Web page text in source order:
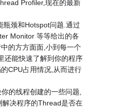
Profiler,现在的最新
瓶颈和Hotspot问题.通过
Monitor 等等给出的各
的方方面面,小到每一个
还能快速了解到你的程序
CPU占用情况,从而进行
的线程创建的一些问题,
决程序的Thread是否在